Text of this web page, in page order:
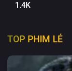
1.4K
TOP PHIM LẺ